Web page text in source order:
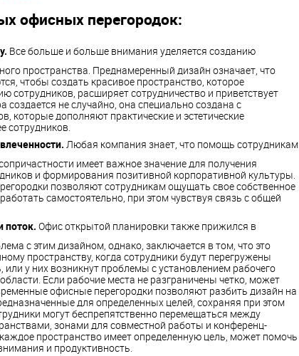
офисных перегородок:
Все больше и больше внимания уделяется созданию
пространства. Преднамеренный дизайн означает, что
чтобы создать красивое пространство, которое
сотрудников, расширяет сотрудничество и приветствует
создается не случайно, она специально создана с
которые дополняют практические и эстетические
сотрудников.
Любая компания знает, что помощь сотрудникам
имеет важное значение для получения
и формирования позитивной корпоративной культуры.
позволяют сотрудникам ощущать свое собственное
самостоятельно, при этом чувствуя связь с общей
поток. Офис открытой планировки также прижился в
с этим дизайном, однако, заключается в том, что это
пространству, когда сотрудники будут перегружены
или у них возникнут проблемы с установлением рабочего
Если рабочие места не разграничены четко, может
офисные перегородки позволяют разбить дизайн на
для определенных целей, сохраняя при этом
могут беспрепятственно перемещаться между
зонами для совместной работы и конференц-
пространство имеет определенную цель, может помочь
и продуктивность.